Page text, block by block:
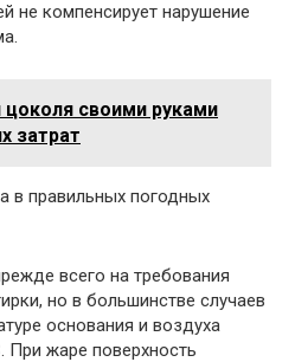
не компенсирует нарушение
цоколя своими руками
затрат
всего на требования
но в большинстве случаев
основания и воздуха
При жаре поверхность